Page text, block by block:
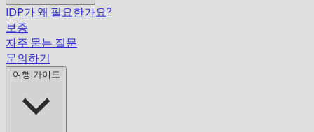
IDP가 왜 필요한가요?
보증
자주 묻는 질문
문의하기
여행 가이드